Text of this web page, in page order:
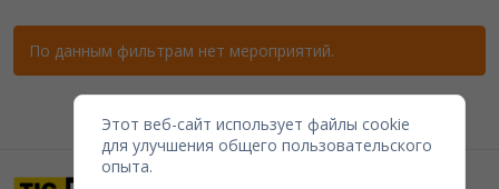
По данным фильтрам нет мероприятий.
Этот веб-сайт использует файлы cookie
для улучшения общего пользовательского
опыта.